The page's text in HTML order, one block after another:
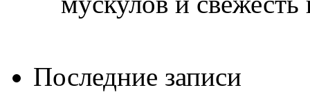
Последние записи